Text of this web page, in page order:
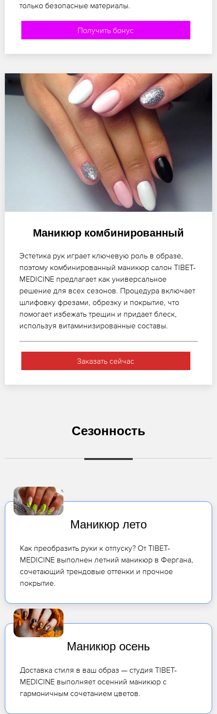
только безопасные материалы.
Получить бонус
Маникюр комбинированный
Эстетика рук играет ключевую роль в образе,
поэтому комбинированный маникюр салон TIBET-
MEDICINE предлагает как универсальное
решение для всех сезонов. Процедура включает
шлифовку фрезами, обрезку и покрытие, что
помогает избежать трещин и придает блеск,
используя витаминизированные составы.
Заказать сейчас
Сезонность
Маникюр лето
Как преобразить руки к отпуску? От TIBET-
MEDICINE выполнен летний маникюр в Фергана,
сочетающий трендовые оттенки и прочное
покрытие.
Маникюр осень
Доставка стиля в ваш образ — студия TIBET-
MEDICINE выполняет осенний маникюр с
гармоничным сочетанием цветов.